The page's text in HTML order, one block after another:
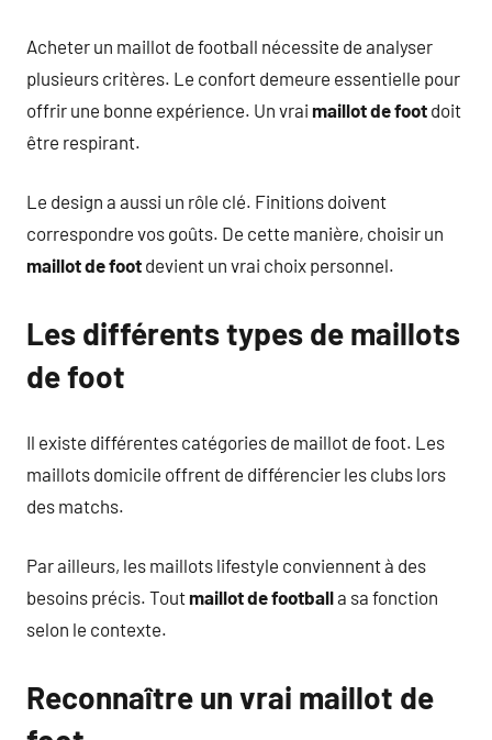
Acheter un maillot de football nécessite de analyser
plusieurs critères. Le confort demeure essentielle pour
offrir une bonne expérience. Un vrai maillot de foot doit
être respirant.
Le design a aussi un rôle clé. Finitions doivent
correspondre vos goûts. De cette manière, choisir un
maillot de foot devient un vrai choix personnel.
Les différents types de maillots
de foot
Il existe différentes catégories de maillot de foot. Les
maillots domicile offrent de différencier les clubs lors
des matchs.
Par ailleurs, les maillots lifestyle conviennent à des
besoins précis. Toutmaillot de footballa sa fonction
selon le contexte.
Reconnaître un vrai maillot de